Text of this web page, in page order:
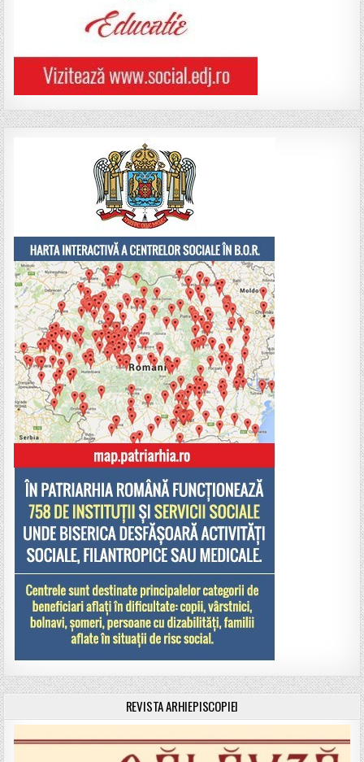
REVISTA ARHIEPISCOPIEI